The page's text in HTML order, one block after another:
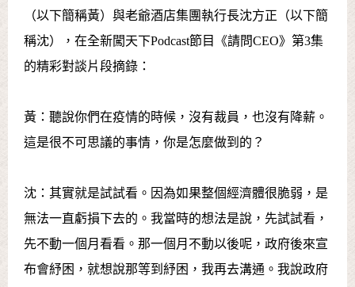
（以下簡稱黃）與老爺酒店集團執行長沈方正（以下簡
稱沈），在全新闖天下Podcast節目《請問CEO》第3集
的精彩對談片段摘錄：
黃：聽說你們在疫情的時候，沒有裁員，也沒有降薪。
這是很不可思議的事情，你是怎麼做到的？
沈：其實就是試試看。因為如果整個經濟體很脆弱，是
無法一直虧損下去的。我當時的想法是說，先試試看，
先不動一個月看看。那一個月不動以後呢，政府後來宣
布會紓困，就想說那等到紓困，我再去溝通。我說政府